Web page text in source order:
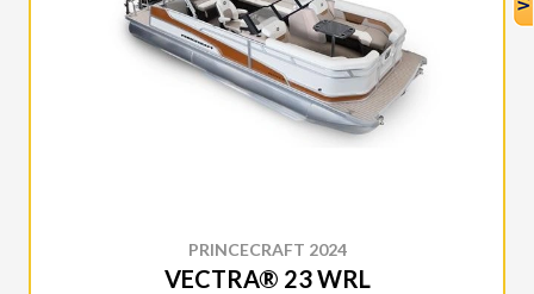
PRINCECRAFT 2024
VECTRA® 23 WRL